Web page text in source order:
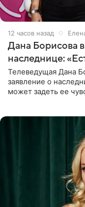
12 часов назад
Дана Борисова
наследнице:
Телеведущая Дана
заявление о
может задеть ее